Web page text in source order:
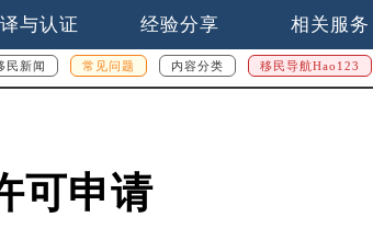
与认证 经验分享 相关服务
民新闻 常见问题 内容分类 移民导航Hao123
可申请